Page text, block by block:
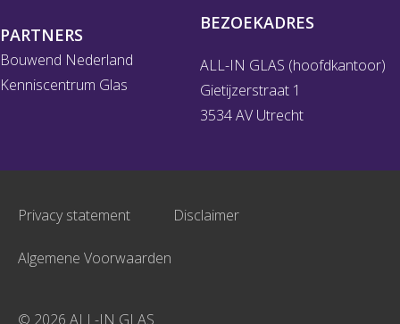
PARTNERS
Bouwend Nederland
Kenniscentrum Glas
BEZOEKADRES
ALL-IN GLAS (hoofdkantoor)
Gietijzerstraat 1
3534 AV Utrecht
Privacy statement Disclaimer
Algemene Voorwaarden
© 2026 ALL-IN GLAS